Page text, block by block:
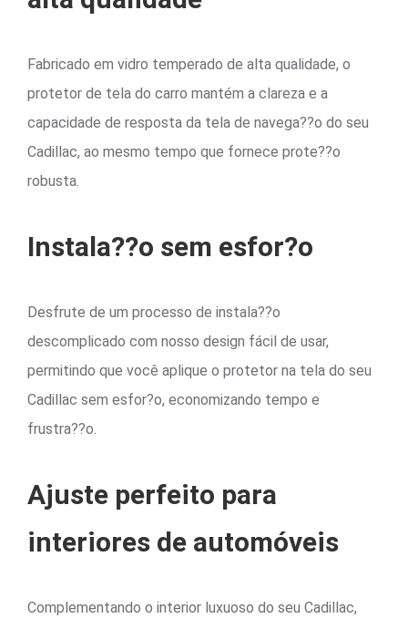
Fabricado em vidro temperado de alta qualidade, o
protetor de tela do carro mantém a clareza e a
capacidade de resposta da tela de navega??o do seu
Cadillac, ao mesmo tempo que fornece prote??o
robusta.
Instala??o sem esfor?o
Desfrute de um processo de instala??o
descomplicado com nosso design fácil de usar,
permitindo que você aplique o protetor na tela do seu
Cadillac sem esfor?o, economizando tempo e
frustra??o.
Ajuste perfeito para
interiores de automóveis
Complementando o interior luxuoso do seu Cadillac,